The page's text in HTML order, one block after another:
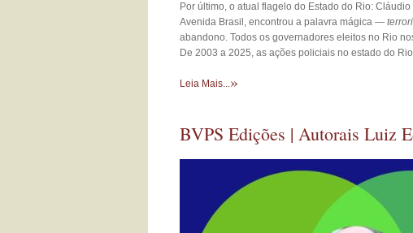
Por último, o atual flagelo do Estado do Rio:
Avenida Brasil, encontrou a palavra mágica —
abandono. Todos os governadores eleitos no Rio
De 2003 a 2025, as ações policiais no estado do
Leia Mais...»
BVPS Edições | Autorais Luiz